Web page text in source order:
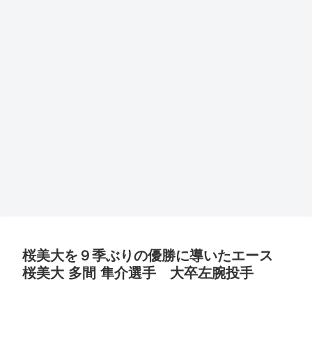
桜美大を９季ぶりの優勝に導いたエース
桜美大 多間 隼介選手 大卒左腕投手